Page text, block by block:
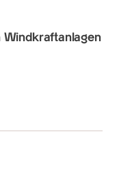
Windkraftanlagen